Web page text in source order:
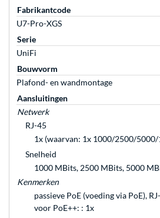
Fabrikantcode
U7-Pro-XGS
Serie
UniFi
Bouwvorm
Plafond- en wandmontage
Aansluitingen
Netwerk
RJ-45
1x (waarvan: 1x 1000/2500/
Snelheid
1000 MBits, 2500 MBits, 5000
Kenmerken
passieve PoE (voeding via PoE),
voor PoE++: : 1x